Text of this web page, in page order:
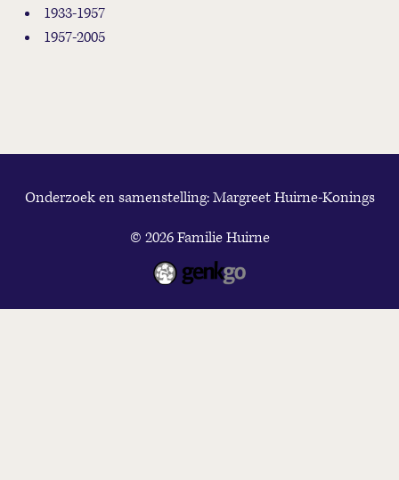
1933-1957
1957-2005
Onderzoek en samenstelling: Margreet Huirne-Konings
© 2026Familie Huirne